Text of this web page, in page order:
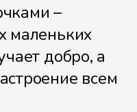
–
маленьких
добро, а
всем